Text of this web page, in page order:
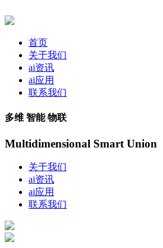
首页
关于我们
ai资讯
ai应用
联系我们
多维 智能 物联
Multidimensional Smart Union
关于我们
ai资讯
ai应用
联系我们